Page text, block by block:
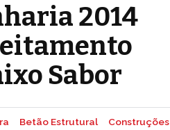
2014
Sabor
Betão Estrutural Construções